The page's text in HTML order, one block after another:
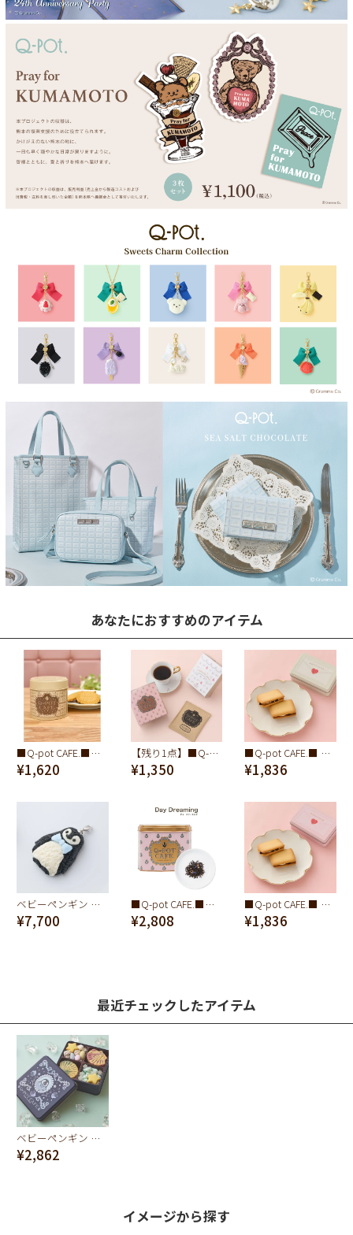
あなたにおすすめのアイテム
■Q-pot CAFE.■ミニ・キャラメルクッキー缶
¥1,620
【残り1点】■Q-pot CAFE.■コーヒードリップパック 5袋入り
¥1,350
■Q-pot CAFE.■ ラブレター スイーツ缶(ホワイト/レーズンサンド2個入り)
¥1,836
ベビーペンギン セサミクッキー チャーム
¥7,700
■Q-pot CAFE.■紅茶/缶 (デイドリーミング)
¥2,808
■Q-pot CAFE.■ ラブレター スイーツ缶(ピンク/レーズンサンド2個入り)
¥1,836
最近チェックしたアイテム
ベビーペンギン クッキー缶
¥2,862
イメージから探す